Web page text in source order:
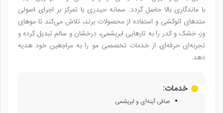
با ماندگاری بالا حاصل گردد. سمانه حیدری با تمرکز بر اجرای اصولی
متدهای اتوکشی و استفاده از محصولات برند، تلاش می‌کند تا موهای
وز، خشک و کدر را به تارهایی ابریشمی، درخشان و سالم تبدیل کرده و
تجربه‌ای حرفه‌ای از خدمات تخصصی مو را به مراجعین خود هدیه
دهد.
خدمات:
صافی آینه‌ای و ابریشمی